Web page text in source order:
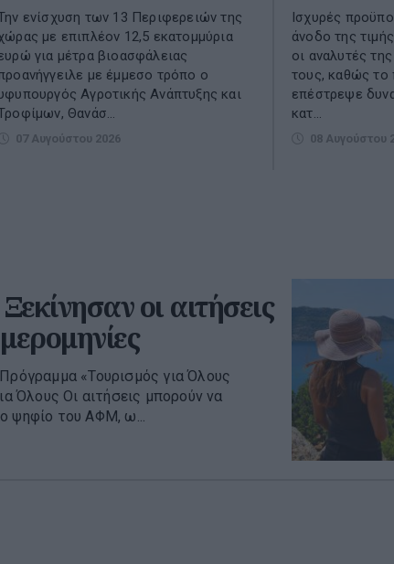
ενίσχυση των 13 Περιφερειών της
με επιπλέον 12,5 εκατομμύρια
για μέτρα βιοασφάλειας
με έμμεσο τρόπο ο
Αγροτικής Ανάπτυξης και
Θανάσ...
07 Αυγούστου 2026
Ισχυρές
άνοδο της
οι αναλυτές
τους, καθώς το
επέστρεψε
κατ...
08 Αυγούστου
οι αιτήσεις
«Τουρισμός για Όλους
Όλους Οι αιτήσεις μπορούν να
ψηφίο του ΑΦΜ, ω...